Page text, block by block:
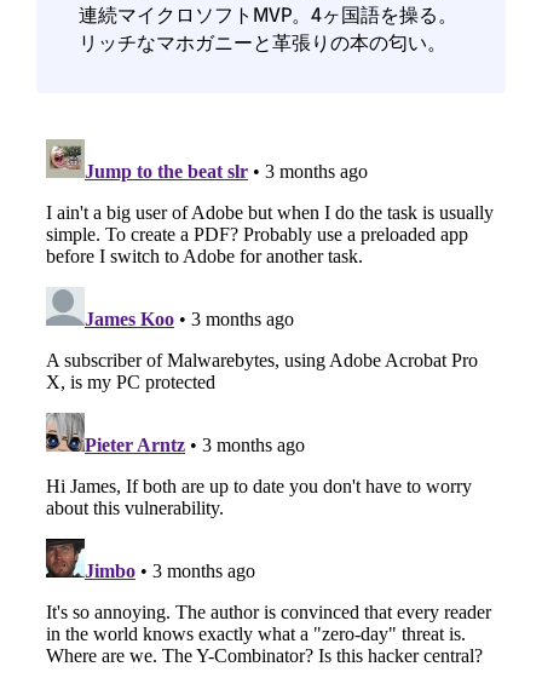
連続マイクロソフトMVP。4ヶ国語を操る。
リッチなマホガニーと革張りの本の匂い。